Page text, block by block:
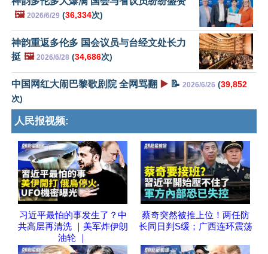
🖼️ 2026/6/29 (36,334次)
神韵重返多伦多 国会议员与台经文处长力
挺 🖼️ 2026/6/28 (34,686次)
中国网红大闹巴黎歌剧院 全网骂翻 ▶️ 📝 2026/6/26 (39,852
次)
人民报视频:
习近平最怕的事发生了？中
共高层再清洗 ｜美军炸伊朗
油轮 ｜
蔡奇突然被推上位！两任防
长同日判S缓；广西连环震荡